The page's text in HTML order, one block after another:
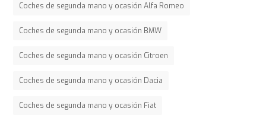
Coches de segunda mano y ocasión Alfa Romeo
Coches de segunda mano y ocasión BMW
Coches de segunda mano y ocasión Citroen
Coches de segunda mano y ocasión Dacia
Coches de segunda mano y ocasión Fiat